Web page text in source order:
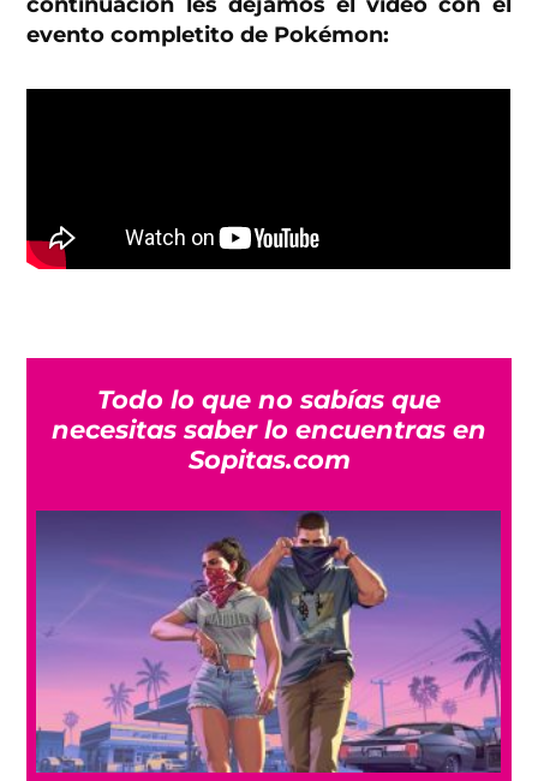
evento completito de Pokémon:
Todo lo que no sabías que
necesitas saber lo encuentras en
Sopitas.com